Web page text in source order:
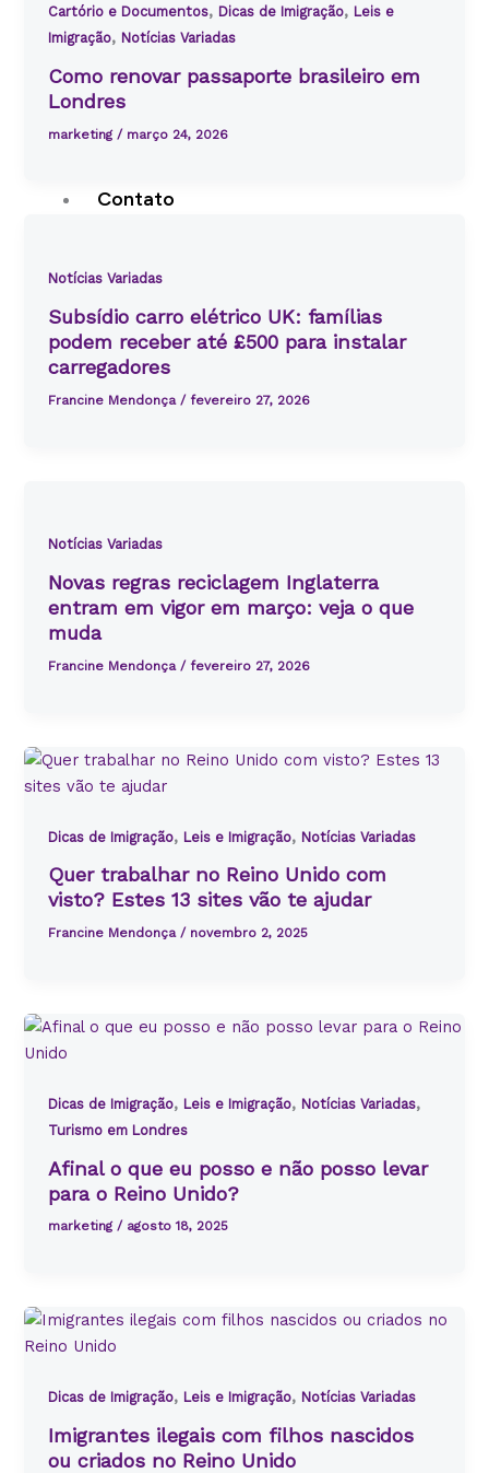
preços
Como Funciona
Francine Mendonça
Contato
Cartório e Documentos, Dicas de Imigração, Leis e
Imigração, Notícias Variadas
Como renovar passaporte brasileiro em
Londres
marketing / março 24, 2026
Notícias Variadas
Subsídio carro elétrico UK: famílias
podem receber até £500 para instalar
carregadores
Francine Mendonça/fevereiro 27, 2026
Notícias Variadas
Novas regras reciclagem Inglaterra
entram em vigor em março: veja o que
muda
Francine Mendonça/fevereiro 27, 2026
Dicas de Imigração, Leis e Imigração, Notícias Variadas
Quer trabalhar no Reino Unido com
visto? Estes 13 sites vão te ajudar
Francine Mendonça/ novembro 2, 2025
Dicas de Imigração, Leis e Imigração, Notícias Variadas,
Turismo em Londres
Afinal o que eu posso e não posso levar
para o Reino Unido?
marketing/ agosto 18, 2025
Dicas de Imigração, Leis e Imigração, Notícias Variadas
Imigrantes ilegais com filhos nascidos
ou criados no Reino Unido